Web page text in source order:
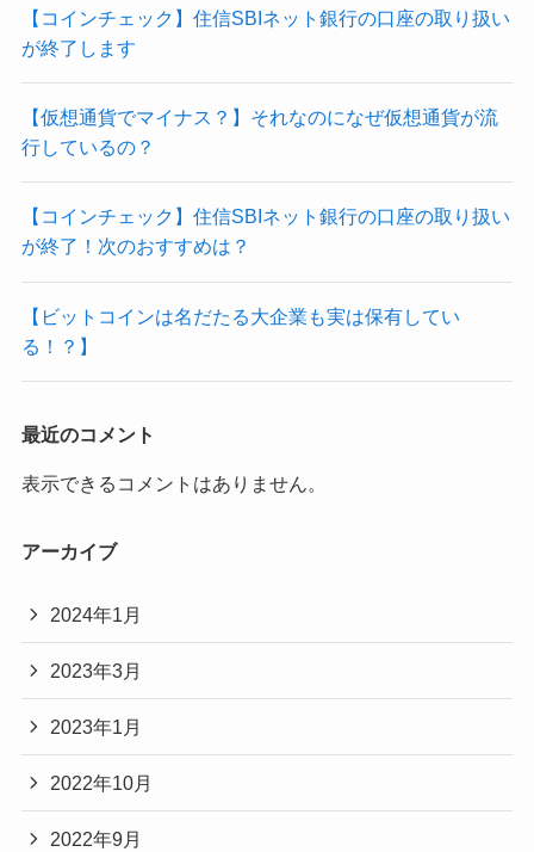
【コインチェック】住信SBIネット銀行の口座の取り扱い
が終了します
【仮想通貨でマイナス？】それなのになぜ仮想通貨が流
行しているの？
【コインチェック】住信SBIネット銀行の口座の取り扱い
が終了！次のおすすめは？
【ビットコインは名だたる大企業も実は保有してい
る！？】
最近のコメント
表示できるコメントはありません。
アーカイブ
2024年1月
2023年3月
2023年1月
2022年10月
2022年9月